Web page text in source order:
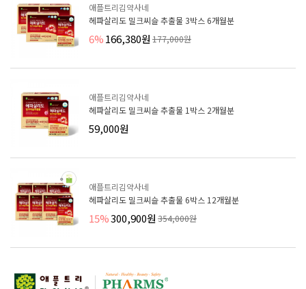
애플트리김약사네
헤파살리도 밀크씨슬 추출물 3박스 6개월분
6%166,380원 177,000원
애플트리김약사네
헤파살리도 밀크씨슬 추출물 1박스 2개월분
59,000원
애플트리김약사네
헤파살리도 밀크씨슬 추출물 6박스 12개월분
15%300,900원 354,000원